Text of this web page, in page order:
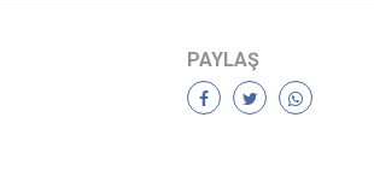
PAYLAŞ